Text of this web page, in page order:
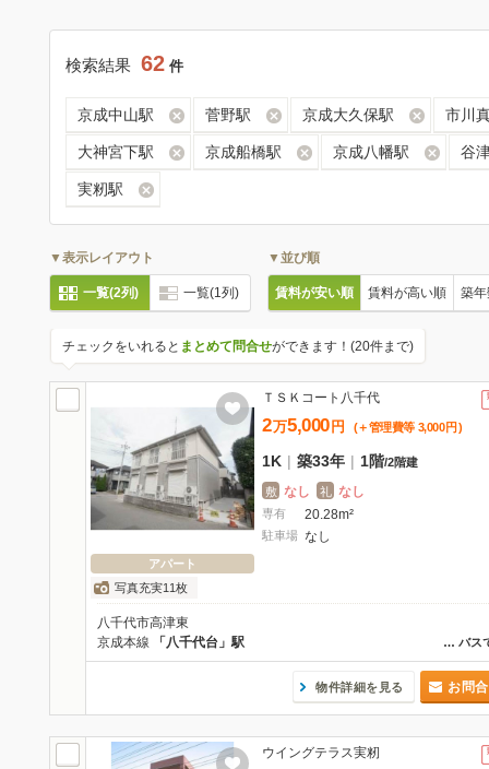
検索結果 62 件
京成中山駅 菅野駅 京成大久保駅 市川
大神宮下駅 京成船橋駅 京成八幡駅 谷
実籾駅
▼表示レイアウト
一覧(2列) 一覧(1列)
▼並び順
賃料が安い順 賃料が高い順 築
チェックをいれると まとめて問合せができます！(20件まで)
アパート
写真充実11枚
ＴＳＫコート八千代
2万5,000 円 (＋管理費等 3,000 円 )
1K | 築33年 | 1階/2階建
敷 なし 礼 なし
専有 20.28m²
駐車場 なし
八千代市高津東
… バス
京成本線 「八千代台」駅
物件詳細を見る お問
ウイングテラス実籾